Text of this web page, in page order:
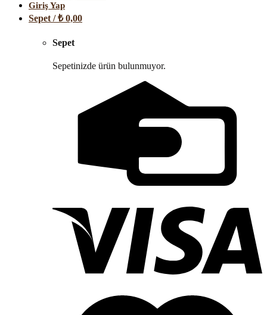
Giriş Yap
Sepet /₺0,00
Sepet
Sepetinizde ürün bulunmuyor.